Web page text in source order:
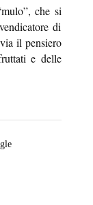
che si
di
il pensiero
e delle